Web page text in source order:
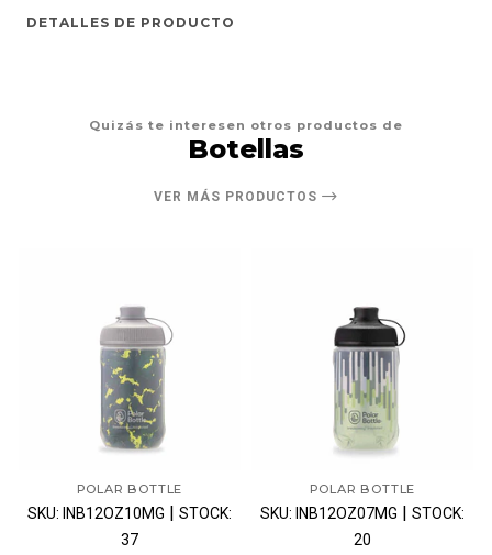
DETALLES DE PRODUCTO
Quizás te interesen otros productos de
Botellas
VER MÁS PRODUCTOS
POLAR BOTTLE
SKU: INB12OZ10MG
STOCK:
37
POLAR BOTTLE
SKU: INB12OZ07MG
STOCK:
20